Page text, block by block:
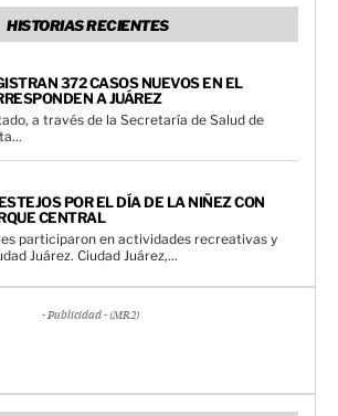
HISTORIAS RECIENTES
372 CASOS NUEVOS EN EL
A JUÁREZ
a través de la Secretaría de Salud de
POR EL DÍA DE LA NIÑEZ CON
CENTRAL
participaron en actividades recreativas y
alimentarias en Ciudad Juárez. Ciudad Juárez,...
- Publicidad - (MR2)